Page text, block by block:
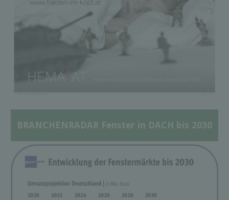
BRANCHENRADAR Fenster in DACH bis 2030